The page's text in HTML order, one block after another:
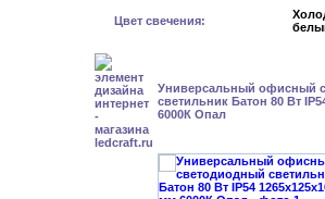
Цвет свечения:
Универсальный офисный
светильник Батон 80 Вт
6000К Опал